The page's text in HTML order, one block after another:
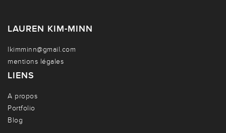
LAUREN KIM-MINN
lkimminn@gmail.com
mentions légales
LIENS
A propos
Portfolio
Blog